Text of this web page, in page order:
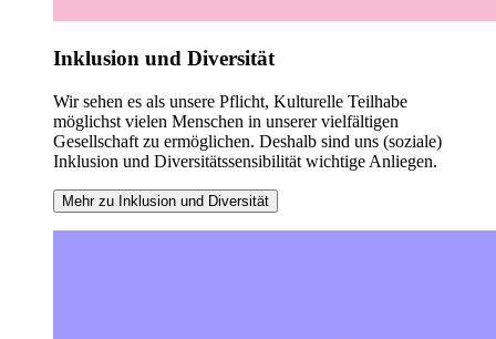
Inklusion und Diversität
Wir sehen es als unsere Pflicht, Kulturelle Teilhabe
möglichst vielen Menschen in unserer vielfältigen
Gesellschaft zu ermöglichen. Deshalb sind uns (soziale)
Inklusion und Diversitätssensibilität wichtige Anliegen.
Mehr zu Inklusion und Diversität